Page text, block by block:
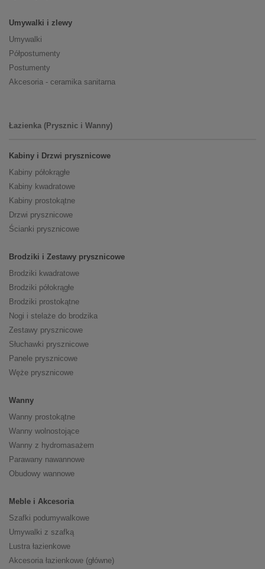
Umywalki i zlewy
Umywalki
Półpostumenty
Postumenty
Akcesoria - ceramika sanitarna
Łazienka (Prysznic i Wanny)
Kabiny i Drzwi prysznicowe
Kabiny półokrągłe
Kabiny kwadratowe
Kabiny prostokątne
Drzwi prysznicowe
Ścianki prysznicowe
Brodziki i Zestawy prysznicowe
Brodziki kwadratowe
Brodziki półokrągłe
Brodziki prostokątne
Nogi i stelaże do brodzika
Zestawy prysznicowe
Słuchawki prysznicowe
Panele prysznicowe
Węże prysznicowe
Wanny
Wanny prostokątne
Wanny wolnostojące
Wanny z hydromasażem
Parawany nawannowe
Obudowy wannowe
Meble i Akcesoria
Szafki podumywalkowe
Umywalki z szafką
Lustra łazienkowe
Akcesoria łazienkowe (główne)